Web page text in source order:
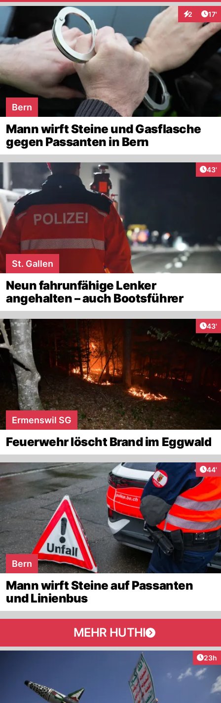
2 17'
Bern
Mann wirft Steine und Gasflasche
gegen Passanten in Bern
43'
St. Gallen
Neun fahrunfähige Lenker
angehalten – auch Bootsführer
43'
Ermenswil SG
Feuerwehr löscht Brand im Eggwald
44'
Bern
Mann wirft Steine auf Passanten
und Linienbus
MEHR HUTHI
23h